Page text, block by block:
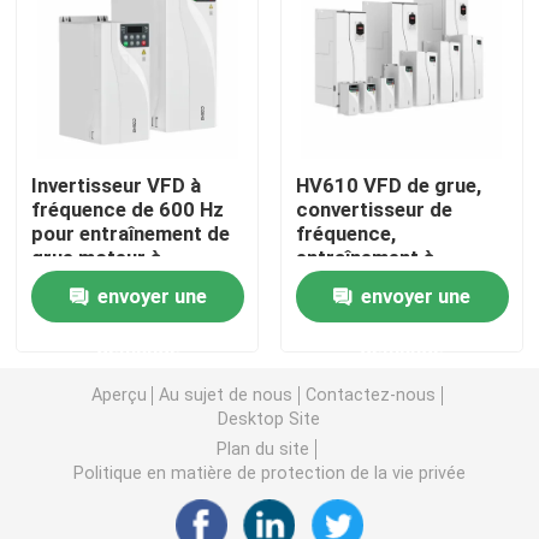
Convertisseur de fréquence variable
Inverseur de fréquence de vecteur
Inverseur de fréquence de VFD
Inverseur d'entraînement de fréquence
Station de recharge de véhicules électriques à
Optimisateur solaire
Invertisseur VFD à
fréquence de 600 Hz
pour entraînement de
grue moteur à
induction
entraînement à
fréquence variable
envoyer une
HV610 VFD de grue,
convertisseur de
fréquence,
entraînement à
fréquence variable
envoyer une
Aperçu Au sujet de nous
Contactez-nous
Desktop Site
Plan du site
Politique en matière de protection de la vie privée